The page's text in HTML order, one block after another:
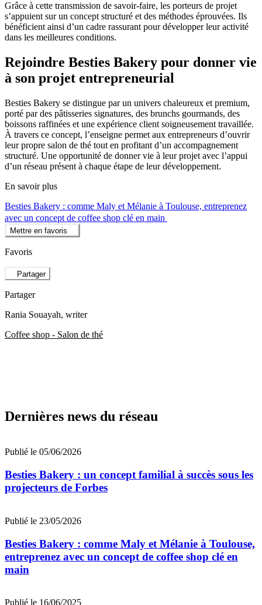
Grâce à cette transmission de savoir-faire, les porteurs de projet
s’appuient sur un concept structuré et des méthodes éprouvées. Ils
bénéficient ainsi d’un cadre rassurant pour développer leur activité
dans les meilleures conditions.
Rejoindre Besties Bakery pour donner vie
à son projet entrepreneurial
Besties Bakery se distingue par un univers chaleureux et premium,
porté par des pâtisseries signatures, des brunchs gourmands, des
boissons raffinées et une expérience client soigneusement travaillée.
À travers ce concept, l’enseigne permet aux entrepreneurs d’ouvrir
leur propre salon de thé tout en profitant d’un accompagnement
structuré. Une opportunité de donner vie à leur projet avec l’appui
d’un réseau présent à chaque étape de leur développement.
En savoir plus
Besties Bakery : comme Maly et Mélanie à Toulouse, entreprenez
avec un concept de coffee shop clé en main
Mettre en favoris
Favoris
Partager
Partager
Rania Souayah, writer
Coffee shop - Salon de thé
Dernières news du réseau
Publié le 05/06/2026
Besties Bakery : un concept familial à succès sous les
projecteurs de Forbes
Publié le 23/05/2026
Besties Bakery : comme Maly et Mélanie à Toulouse,
entreprenez avec un concept de coffee shop clé en
main
Publié le 16/06/2025